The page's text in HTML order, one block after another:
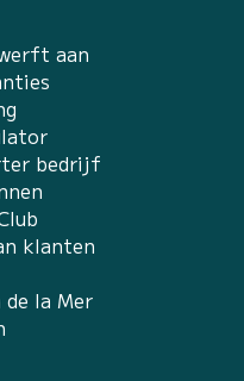
aan
bedrijf
klanten
la Mer